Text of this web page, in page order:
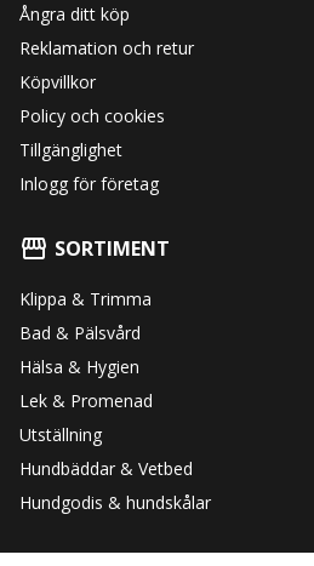
Ångra ditt köp
Reklamation och retur
Köpvillkor
Policy och cookies
Tillgänglighet
Inlogg för företag
SORTIMENT
Klippa & Trimma
Bad & Pälsvård
Hälsa & Hygien
Lek & Promenad
Utställning
Hundbäddar & Vetbed
Hundgodis & hundskålar